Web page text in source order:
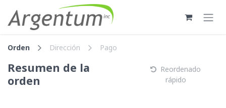
Orden Dirección Pago
Resumen de la
orden
Reordenado
rápido